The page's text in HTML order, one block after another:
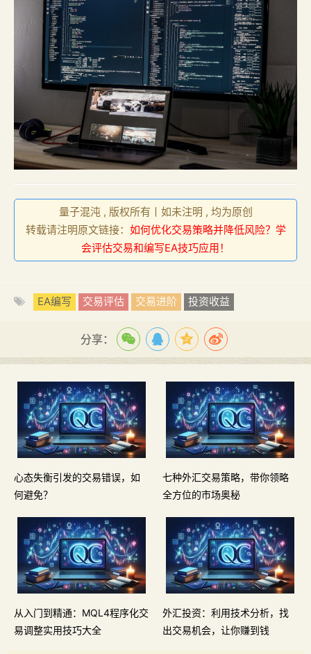
量子混沌 , 版权所有丨如未注明 , 均为原创
转载请注明原文链接： 如何优化交易策略并降低风险？学
会评估交易和编写EA技巧应用！
EA编写 交易评估 交易进阶 投资收益
分享：
心态失衡引发的交易错误，如
何避免？
七种外汇交易策略，带你领略
全方位的市场奥秘
从入门到精通：MQL4程序化交
易调整实用技巧大全
外汇投资：利用技术分析，找
出交易机会，让你赚到钱